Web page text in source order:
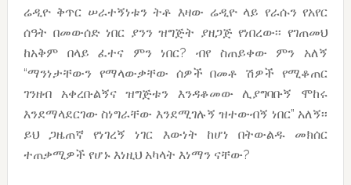
ሬዲዮ ቅጥር ሠራተኝነቱን ትቶ እዛው ሬዲዮ ላይ የራሱን የአየር
ሰዓት በመውሰድ ነበር ያንን ዝግጅት ያዘጋጅ የነበረው፡፡ የገጠመህ
ከአቅም በላይ ፈተና ምን ነበር? ብየ ስጠይቀው ምን አለኝ
“ማንነታቸውን የማላውቃቸው ሰዎች በመቶ ሽዎች የሚቆጠር
ገንዘብ አቀረቡልኝና ዝግጅቱን እንዳቆመው ሊያግባቡኝ ሞከሩ
እንደማላደርገው ስነግራቸው እንደሚገሉኝ ዝተውብኝ ነበር” አለኝ፡፡
ይህ ጋዜጠኛ የነገረኝ ነገር እውነት ከሆነ በትውልዱ መክሰር
ተጠቃሚዎች የሆኑ እነዚህ አካላት እነማን ናቸው?